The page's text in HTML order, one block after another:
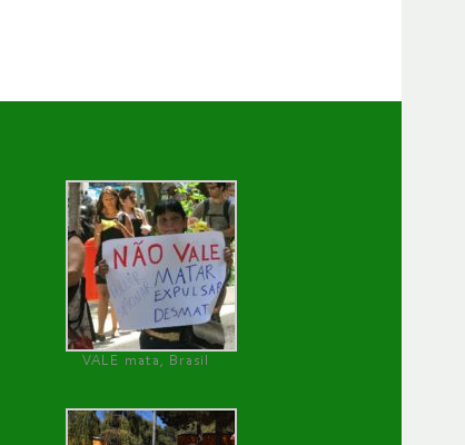
VALE mata, Brasil